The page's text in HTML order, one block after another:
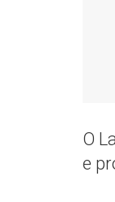
O
e